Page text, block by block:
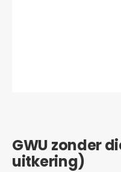
GWU zonder
uitkering)